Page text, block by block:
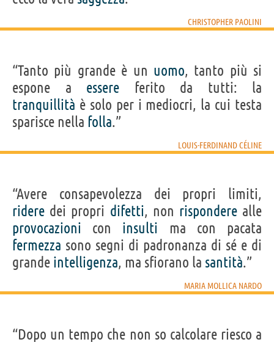
CHRISTOPHER PAOLINI
“Tanto più grande è un uomo, tanto più si
espone a essere ferito da tutti: la
tranquillità è solo per i mediocri, la cui testa
sparisce nella folla.”
LOUIS-FERDINAND CÉLINE
“Avere consapevolezza dei propri limiti,
ridere dei propri difetti, non risponderealle
provocazioni con insulti ma con pacata
fermezza sono segni di padronanza di sé e di
grande intelligenza, ma sfiorano la santità.”
MARIA MOLLICA NARDO
“Dopo un tempo che non so calcolare riesco a